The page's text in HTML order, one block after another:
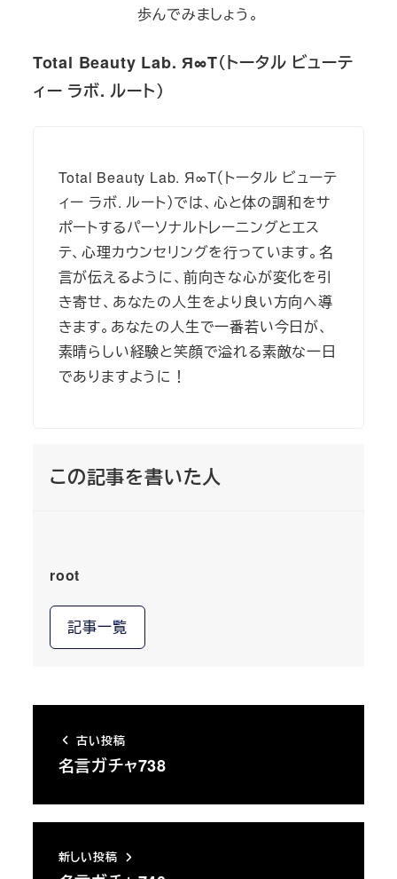
歩んでみましょう。
Total Beauty Lab. Я∞T（トータル ビューテ
ィー ラボ. ルート）
Total Beauty Lab. Я∞T（トータル ビューテ
ィー ラボ. ルート）では、心と体の調和をサ
ポートするパーソナルトレーニングとエス
テ、心理カウンセリングを行っています。名
言が伝えるように、前向きな心が変化を引
き寄せ、あなたの人生をより良い方向へ導
きます。あなたの人生で一番若い今日が、
素晴らしい経験と笑顔で溢れる素敵な一日
でありますように！
この記事を書いた人
root
記事一覧
古い投稿
名言ガチャ738
新しい投稿